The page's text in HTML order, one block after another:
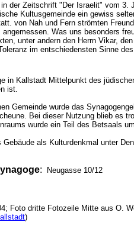
der Zeitschrift "Der Israelit" vom 3.
Kultusgemeinde ein gewiss
von Nah und Fern strömten
angemessen. Was uns besonders
unter andern den Herrn Vikar,
im entschiedensten Sinne
in Kallstadt Mittelpunkt des
ist.
Gemeinde wurde das
Bei dieser Nutzung blieb es
wurde ein Teil des Betsaals
Gebäude als Kulturdenkmal unter
: Neugasse 10/12
Foto dritte Fotozeile Mitte aus O.
)